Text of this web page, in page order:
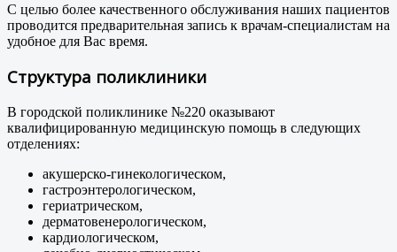
С целью более качественного обслуживания наших пациентов
проводится предварительная запись к врачам-специалистам на
удобное для Вас время.
Структура поликлиники
В городской поликлинике №220 оказывают
квалифицированную медицинскую помощь в следующих
отделениях:
акушерско-гинекологическом,
гастроэнтерологическом,
гериатрическом,
дерматовенерологическом,
кардиологическом,